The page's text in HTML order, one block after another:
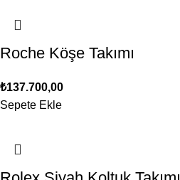
Roche Köşe Takımı
₺137.700,00
Sepete Ekle